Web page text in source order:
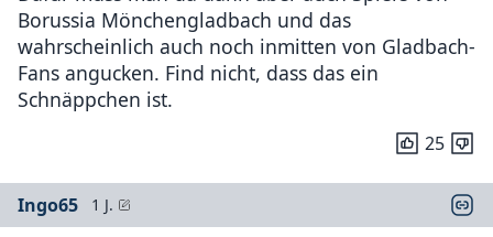
Borussia Mönchengladbach und das
wahrscheinlich auch noch inmitten von Gladbach-
Fans angucken. Find nicht, dass das ein
Schnäppchen ist.
25
Ingo65 1 J.